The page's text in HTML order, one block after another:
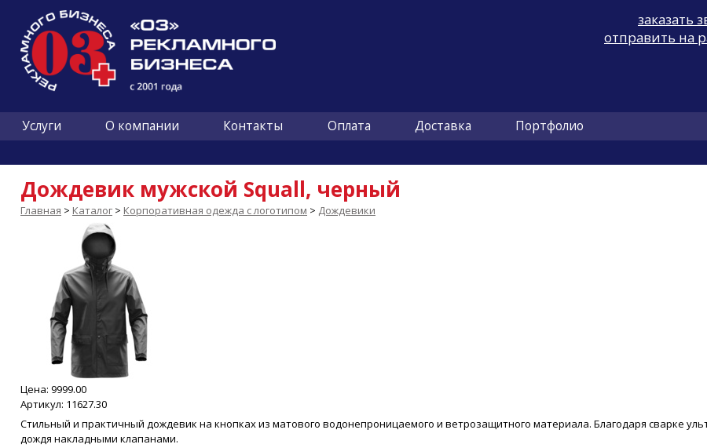
заказать
отправить на
Услуги О компании Контакты Оплата Доставка Портфолио
Дождевик мужской Squall, черный
Главная > Каталог > Корпоративная одежда с логотипом > Дождевики
Цена: 9999.00
Артикул: 11627.30
Стильный и практичный дождевик на кнопках из матового водонепроницаемого и ветрозащитного материала. Благодаря сварке
дождя накладными клапанами.